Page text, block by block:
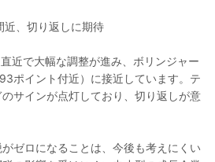
、切り返しに期待
近で大幅な調整が進み、ボリンジャー
ポイント付近）に接近しています。テ
サインが点灯しており、切り返しが意
ゼロになることは、今後も考えにくい